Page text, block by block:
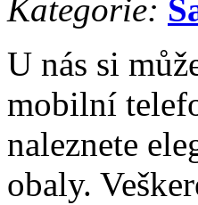
Kategorie:
U nás si
mobilní
naleznete
obaly.